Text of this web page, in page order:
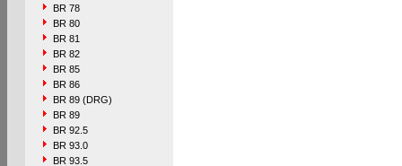
BR 78
BR 80
BR 81
BR 82
BR 85
BR 86
BR 89 (DRG)
BR 89
BR 92.5
BR 93.0
BR 93.5